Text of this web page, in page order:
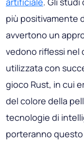
più positivamente
avvertono un
vedono riflessi nel
utilizzata con
gioco Rust, in cui
del colore della
tecnologie di
porteranno